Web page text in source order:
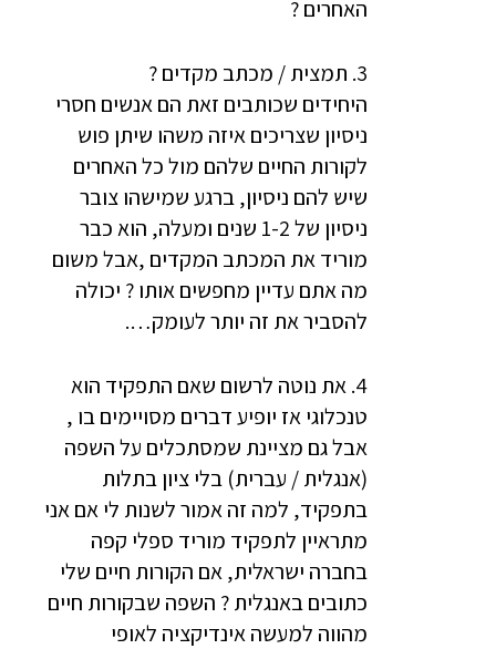
האחרים ?
3. תמצית / מכתב מקדים ?
היחידים שכותבים זאת הם אנשים חסרי
ניסיון שצריכים איזה משהו שיתן פוש
לקורות החיים שלהם מול כל האחרים
שיש להם ניסיון, ברגע שמישהו צובר
ניסיון של 1-2 שנים ומעלה, הוא כבר
מוריד את המכתב המקדים ,אבל משום
מה אתם עדיין מחפשים אותו ? יכולה
להסביר את זה יותר לעומק….
4. את נוטה לרשום שאם התפקיד הוא
טנכלוגי אז יופיע דברים מסויימים בו ,
אבל גם מציינת שמסתכלים על השפה
(אנגלית / עברית) בלי ציון בתלות
בתפקיד, למה זה אמור לשנות לי אם אני
מתראיין לתפקיד מוריד ספלי קפה
בחברה ישראלית, אם הקורות חיים שלי
כתובים באנגלית ? השפה שבקורות חיים
מהווה למעשה אינדיקציה לאופי